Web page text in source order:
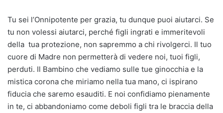
Tu sei l’Onnipotente per grazia, tu dunque puoi aiutarci. Se
tu non volessi aiutarci, perché figli ingrati e immeritevoli
della tua protezione, non sapremmo a chi rivolgerci. Il tuo
cuore di Madre non permetterà di vedere noi, tuoi figli,
perduti. Il Bambino che vediamo sulle tue ginocchia e la
mistica corona che miriamo nella tua mano, ci ispirano
fiducia che saremo esauditi. E noi confidiamo pienamente
in te, ci abbandoniamo come deboli figli tra le braccia della